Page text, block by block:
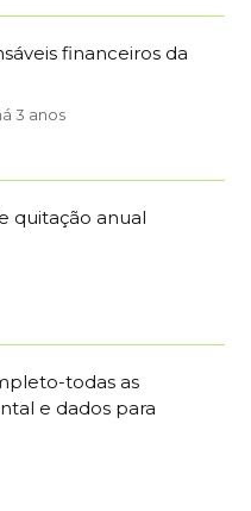
financeiros da
3 anos
quitação anual
todas as
e dados para